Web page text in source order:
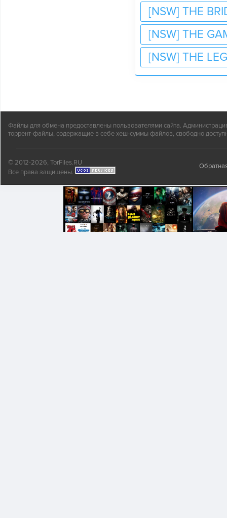
[NSW] THE
[NSW] THE
[NSW] THE
Файлы для обмена предоставлены пользователями сайта.
торрент-файлы, содержащие в себе хеш-суммы файлов, свободно
© 2012-2026, TorFiles.RU
Все права защищены.